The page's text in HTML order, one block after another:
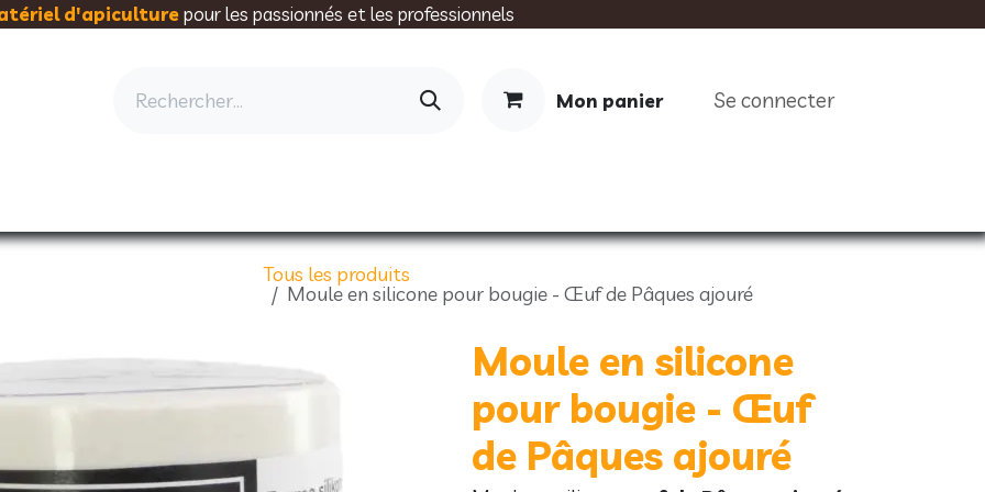
d'apiculturepour les passionnés et les professionnels
Mon panier Se connecter
Tous les produits
Moule en silicone pour bougie - Œuf de Pâques ajouré
Moule en silicone
pour bougie - Œuf
de Pâques ajouré